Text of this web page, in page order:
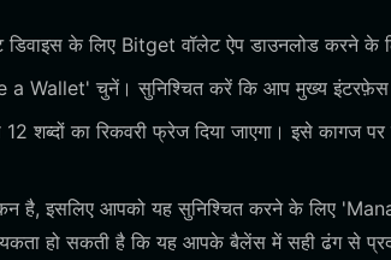
डिवाइस के लिए Bitget वॉलेट ऐप डाउनलोड करने के
a Wallet' चुनें। सुनिश्चित करें कि आप मुख्य इंटरफ़ेस
शब्दों का रिकवरी फ्रेज दिया जाएगा। इसे
है, इसलिए आपको यह सुनिश्चित करने के लिए
हो सकती है कि यह आपके बैलेंस में सही ढंग से